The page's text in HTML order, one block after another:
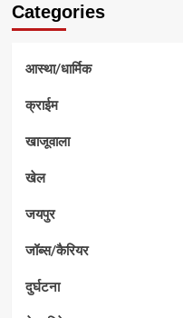
Categories
आस्था/धार्मिक
क्राईम
खाजूवाला
खेल
जयपुर
जॉब्स/कैरियर
दुर्घटना